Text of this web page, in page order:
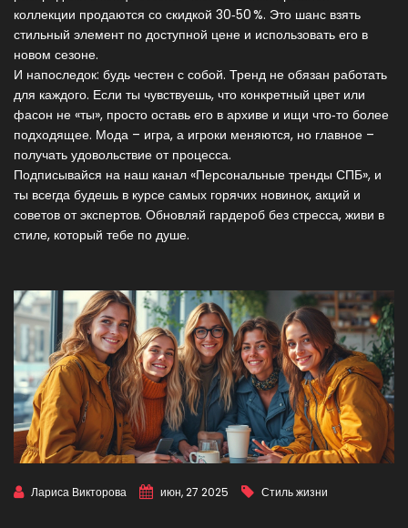
коллекции продаются со скидкой 30‑50 %. Это шанс взять
стильный элемент по доступной цене и использовать его в
новом сезоне.
И напоследок: будь честен с собой. Тренд не обязан работать
для каждого. Если ты чувствуешь, что конкретный цвет или
фасон не «ты», просто оставь его в архиве и ищи что‑то более
подходящее. Мода – игра, а игроки меняются, но главное –
получать удовольствие от процесса.
Подписывайся на наш канал «Персональные тренды СПБ», и
ты всегда будешь в курсе самых горячих новинок, акций и
советов от экспертов. Обновляй гардероб без стресса, живи в
стиле, который тебе по душе.
Лариса Викторова июн, 27 2025 Стиль жизни